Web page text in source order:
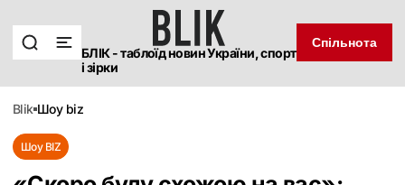
БЛІК - таблоїд новин України, спорт
і зірки
Спільнота
blik шоу biz
Шоу BIZ